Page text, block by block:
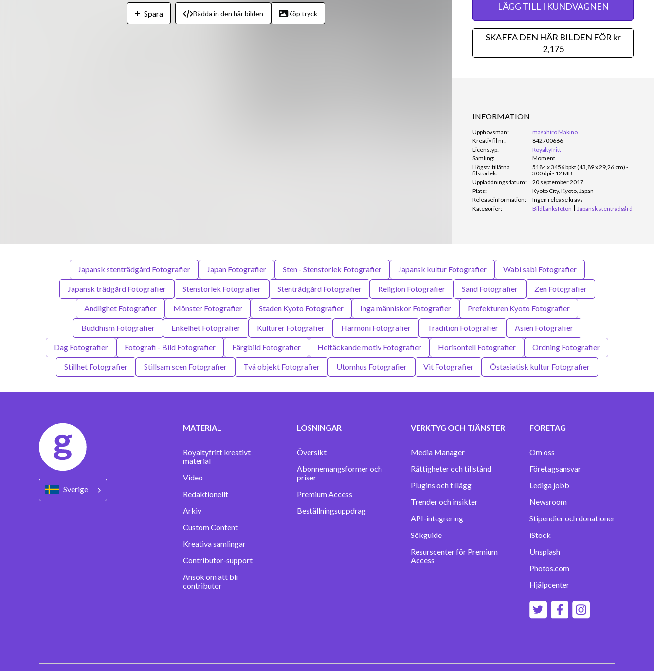
Spara Bädda in den här bilden Köp tryck
LÄGG TILL I KUNDVAGNEN
SKAFFA DEN HÄR BILDEN FÖR kr
2,175
INFORMATION
Upphovsman:
masahiro Makino
Kreativ fil nr:
842700666
Licenstyp:
Royaltyfritt
Samling:
Moment
Högsta tillåtna
filstorlek:
5184 x 3456 bpkt (43,89 x 29,26 cm) -
300 dpi - 12 MB
Uppladdningsdatum:
20 september 2017
Plats:
Kyoto City, Kyoto, Japan
Releaseinformation:
Ingen release krävs
Kategorier:
Bildbanksfoton Japansk stenträdgård
Japansk stenträdgård Fotografier Japan Fotografier Sten - Stenstorlek Fotografier Japansk kultur Fotografier Wabi sabi Fotografier
Japansk trädgård Fotografier Stenstorlek Fotografier Stenträdgård Fotografier Religion Fotografier Sand Fotografier Zen Fotografier
Andlighet Fotografier Mönster Fotografier Staden Kyoto Fotografier Inga människor Fotografier Prefekturen Kyoto Fotografier
Buddhism Fotografier Enkelhet Fotografier Kulturer Fotografier Harmoni Fotografier Tradition Fotografier Asien Fotografier
Dag Fotografier Fotografi - Bild Fotografier Färgbild Fotografier Heltäckande motiv Fotografier Horisontell Fotografier Ordning Fotografier
Stillhet Fotografier Stillsam scen Fotografier Två objekt Fotografier Utomhus Fotografier Vit Fotografier Östasiatisk kultur Fotografier
Sverige
MATERIAL
Royaltyfritt kreativt
material
Video
Redaktionellt
Arkiv
Custom Content
Kreativa samlingar
Contributor-support
Ansök om att bli
contributor
LÖSNINGAR
Översikt
Abonnemangsformer och
priser
Premium Access
Beställningsuppdrag
VERKTYG OCH TJÄNSTER
Media Manager
Rättigheter och tillstånd
Trender och insikter
API-integrering
Sökguide
Resurscenter för Premium
Access
FÖRETAG
Om oss
Företagsansvar
Lediga jobb
Newsroom
Stipendier och donationer
iStock
Unsplash
Photos.com
Hjälpcenter